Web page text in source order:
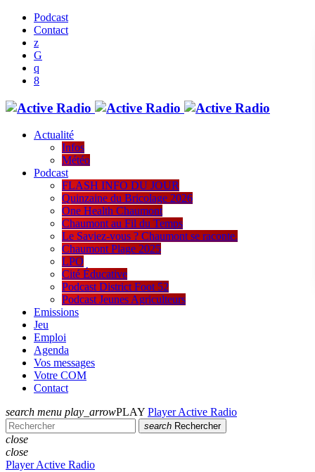
Podcast
Contact
Actualité
Infos
Météo
Podcast
FLASH INFO DU JOUR
Quinzaine du Bricolage 2026
One Health Chaumont
Chaumont au Fil du Temps
Le Saviez-vous ? Chaumont se raconte.
Chaumont Plage 2025
LPO
Cité Éducative
Podcast District Foot 52
Podcast Jeunes Agriculteurs
Emissions
Jeu
Emploi
Agenda
Vos messages
Votre COM
Contact
search menu play_arrowPLAY Player Active Radio
search Rechercher
close
close
Player Active Radio